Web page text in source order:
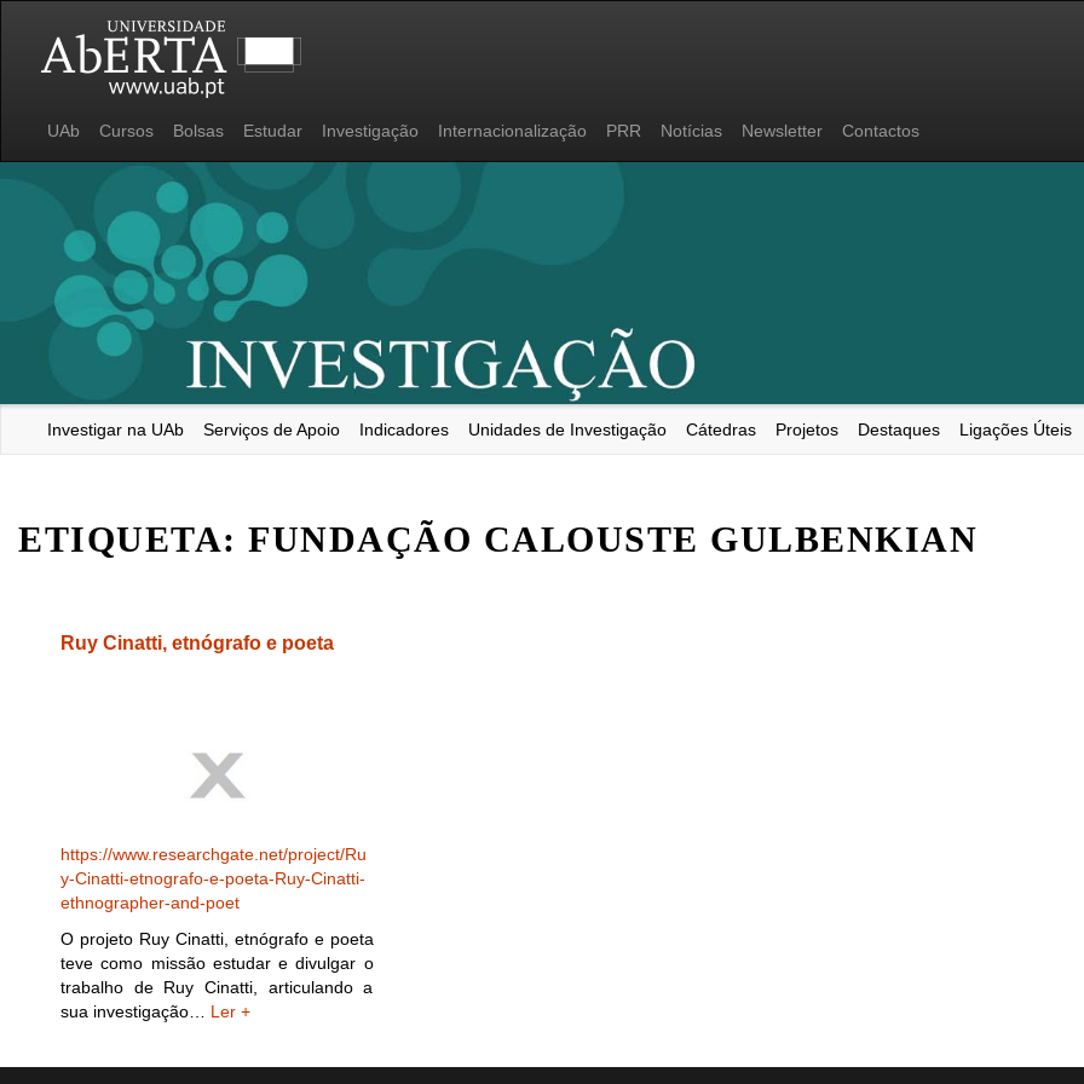
UAb Cursos Bolsas Estudar Investigação Internacionalização PRR Notícias Newsletter Contactos
Investigar na UAb Serviços de Apoio Indicadores Unidades de Investigação Cátedras Projetos Destaques Ligações Úteis
ETIQUETA: FUNDAÇÃO CALOUSTE GULBENKIAN
Ruy Cinatti, etnógrafo e poeta
https://www.researchgate.net/project/Ru
y-Cinatti-etnografo-e-poeta-Ruy-Cinatti-
ethnographer-and-poet
O projeto Ruy Cinatti, etnógrafo e poeta
teve como missão estudar e divulgar o
trabalho de Ruy Cinatti, articulando a
sua investigação… Ler +